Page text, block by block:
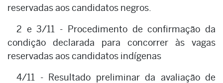
reservadas aos candidatos negros.
2 e 3/11 - Procedimento de confirmação da
condição declarada para concorrer às vagas
reservadas aos candidatos indígenas
4/11 - Resultado preliminar da avaliação de